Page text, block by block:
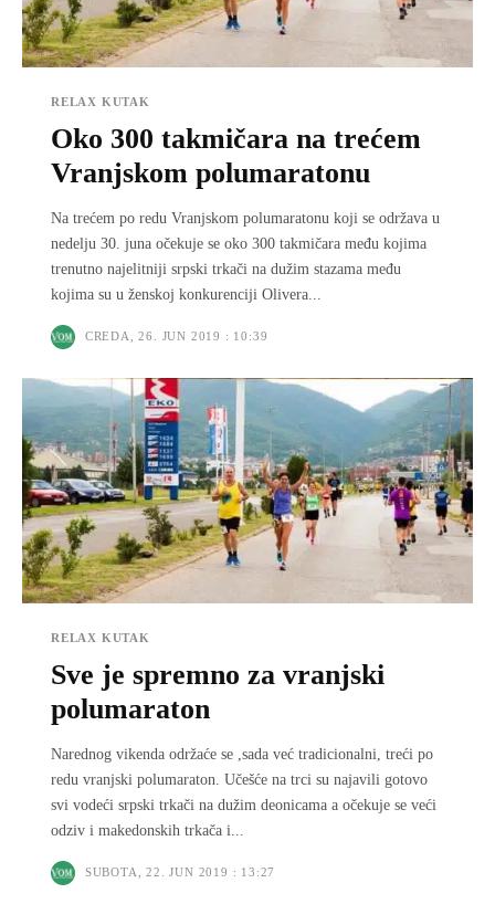
RELAX KUTAK
Oko 300 takmičara na trećem
Vranjskom polumaratonu
Na trećem po redu Vranjskom polumaratonu koji se održava u
nedelju 30. juna očekuje se oko 300 takmičara među kojima
trenutno najelitniji srpski trkači na dužim stazama među
kojima su u ženskoj konkurenciji Olivera...
CREDA, 26. JUN 2019 : 10:39
RELAX KUTAK
Sve je spremno za vranjski
polumaraton
Narednog vikenda održaće se ,sada već tradicionalni, treći po
redu vranjski polumaraton. Učešće na trci su najavili gotovo
svi vodeći srpski trkači na dužim deonicama a očekuje se veći
odziv i makedonskih trkača i...
SUBOTA, 22. JUN 2019 : 13:27